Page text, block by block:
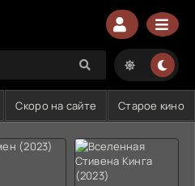
Скоро на сайте Старое кино